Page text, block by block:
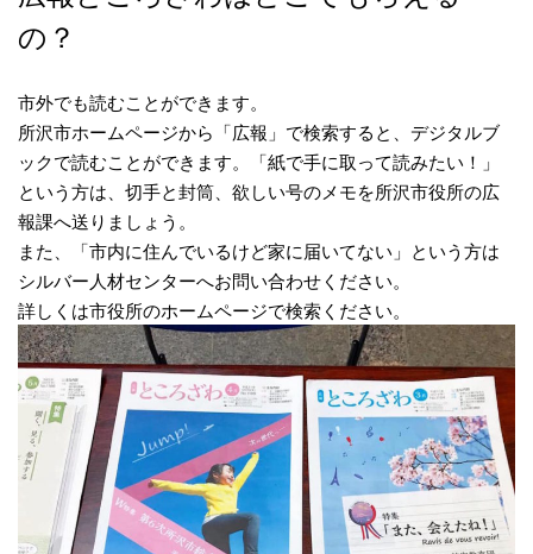
の？
市外でも読むことができます。
所沢市ホームページから「広報」で検索すると、デジタルブ
ックで読むことができます。「紙で手に取って読みたい！」
という方は、切手と封筒、欲しい号のメモを所沢市役所の広
報課へ送りましょう。
また、「市内に住んでいるけど家に届いてない」という方は
シルバー人材センターへお問い合わせください。
詳しくは市役所のホームページで検索ください。